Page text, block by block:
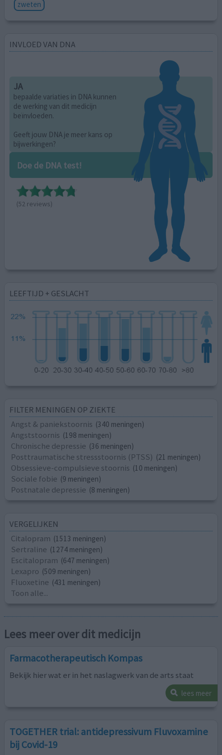
zweten
INVLOED VAN DNA
JA
bepaalde variaties in DNA kunnen
de werking van dit medicijn
beïnvloeden.
Geeft jouw DNA je meer kans op
bijwerkingen?
Doe de DNA test!
(52 reviews)
LEEFTIJD + GESLACHT
FILTER MENINGEN OP ZIEKTE
Angst & paniekstoornis (340 meningen)
Angststoornis (198 meningen)
Chronische depressie (36 meningen)
Posttraumatische stressstoornis (PTSS) (21 meningen)
Obsessieve-compulsieve stoornis (10 meningen)
Sociale fobie (9 meningen)
Postnatale depressie (8 meningen)
VERGELIJKEN
Citalopram (1513 meningen)
Sertraline (1274 meningen)
Escitalopram (647 meningen)
Lexapro (509 meningen)
Fluoxetine (431 meningen)
Toon alle...
Lees meer over dit medicijn
Farmacotherapeutisch Kompas
Bekijk hier wat er in het naslagwerk van de arts staat
lees meer
TOGETHER trial: antidepressivum Fluvoxamine
bij Covid-19